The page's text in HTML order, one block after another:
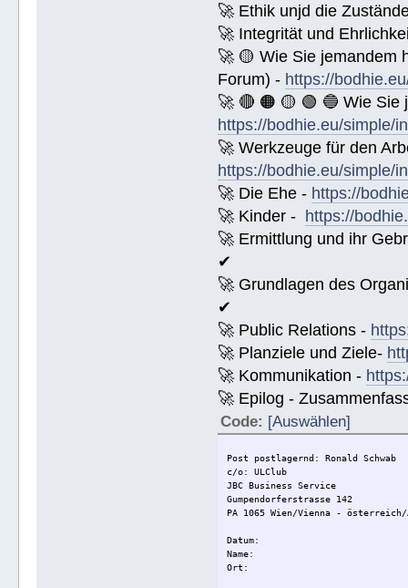
🚀 Ethik unjd die
🚀 Integrität und
🚀 🟡 Wie Sie jemandem
Forum) - https://
🚀 🔴 🟠 🟡 🟢 🔵 Wie Sie
https://bodhie.eu/simple/
🚀 Werkzeuge für den
https://bodhie.eu/simple/
🚀 Die Ehe - https://
🚀 Kinder - https://
🚀 Ermittlung und ihr
✔
🚀 Grundlagen des
✔
🚀 Public Relations -
🚀 Planziele und Ziele-
🚀 Kommunikation -
🚀 Epilog -
Code: [Auswählen]
Post postlagernd: Ronald Schwab
c/o: ULClub
JBC Business Service
Gumpendorferstrasse 142
PA 1065 Wien/Vienna -
Datum:
Name:
Ort: